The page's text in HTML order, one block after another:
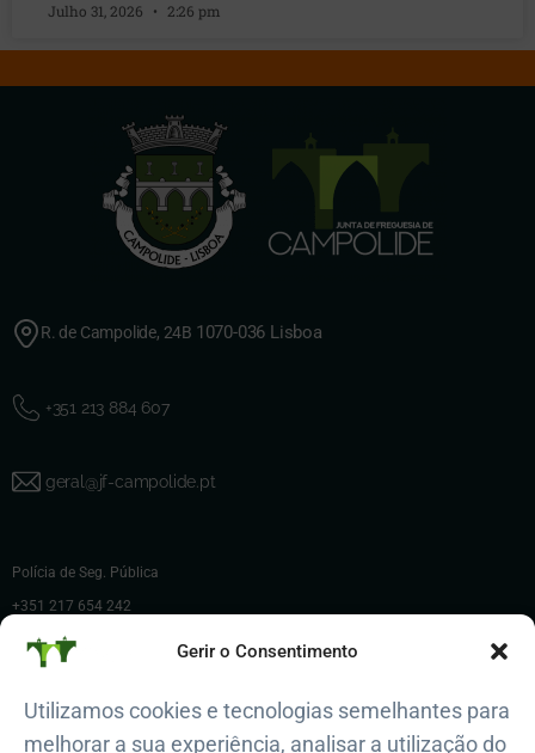
Gerir o Consentimento
Utilizamos cookies e tecnologias semelhantes para
melhorar a sua experiência, analisar a utilização do
Julho 31, 2026 2:26 pm
R. de Campolide, 24B 1070-036 Lisboa
+351 213 884 607
geral@jf-campolide.pt
Polícia de Seg. Pública
+351 217 654 242
Polícia Municipal de Lisboa
Regimento de Bombeiros Sapadores
800 913 913